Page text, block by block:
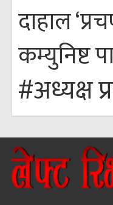
दाहाल
कम्युनिष्ट
#अध्यक्ष